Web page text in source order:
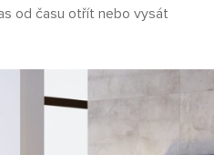
od času otřít nebo vysát